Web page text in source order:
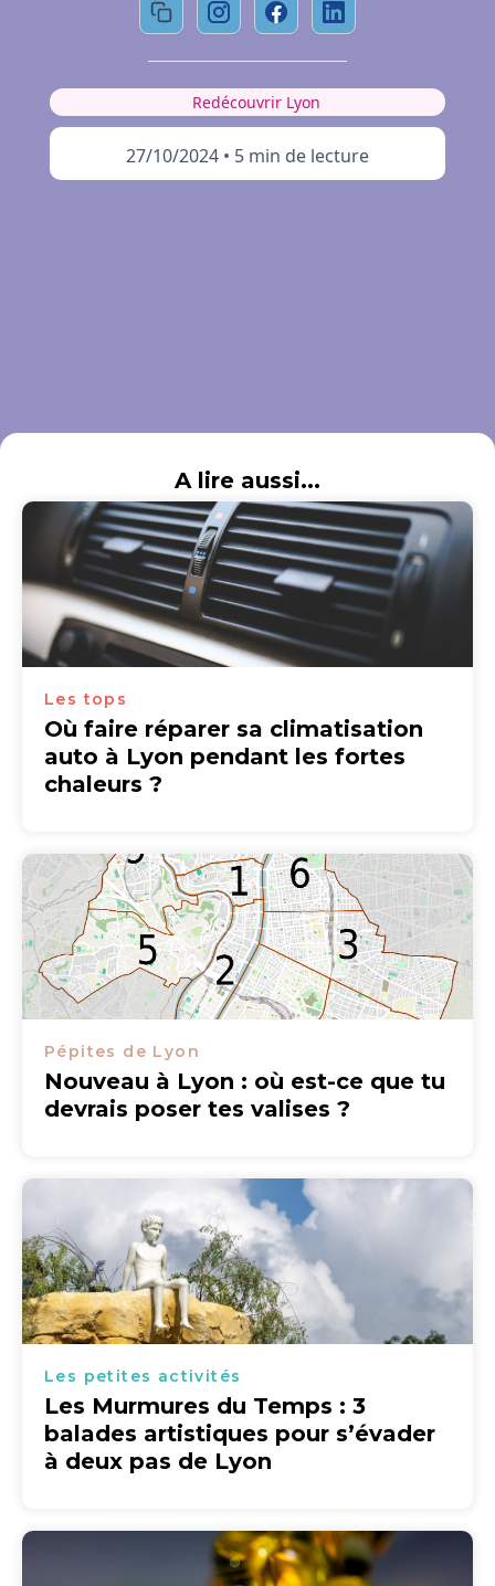
Redécouvrir Lyon
27/10/2024 • 5 min de lecture
A lire aussi...
Les tops
Où faire réparer sa climatisation
auto à Lyon pendant les fortes
chaleurs ?
Pépites de Lyon
Nouveau à Lyon : où est-ce que tu
devrais poser tes valises ?
Les petites activités
Les Murmures du Temps : 3
balades artistiques pour s’évader
à deux pas de Lyon